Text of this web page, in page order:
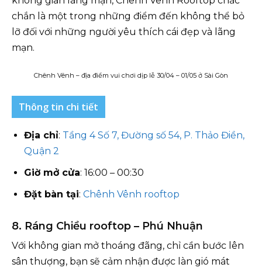
chắn là một trong những điểm đến không thể bỏ
lỡ đối với những người yêu thích cái đẹp và lãng
mạn.
Chênh Vênh – địa điểm vui chơi dịp lễ 30/04 – 01/05 ở Sài Gòn
Thông tin chi tiết
Địa chỉ: Tầng 4 Số 7, Đường số 54, P. Thảo Điền,
Quận 2
Giờ mở cửa: 16:00 – 00:30
Đặt bàn tại: Chênh Vênh rooftop
8. Ráng Chiều rooftop – Phú Nhuận
Với không gian mở thoáng đãng, chỉ cần bước lên
sân thượng, bạn sẽ cảm nhận được làn gió mát